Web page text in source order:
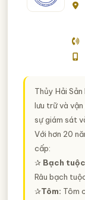
Thủy Hải
lưu trữ và
sự giám sát
Với hơn 20
cấp:
✰ Bạch
Râu bạch
✰Tôm: Tôm